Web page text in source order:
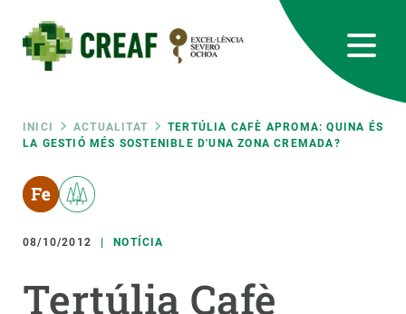
contingut
Fil
d'ariadna
INICI ACTUALITAT
TERTÚLIA CAFÈ APROMA: QUINA ÉS
LA GESTIÓ MÉS SOSTENIBLE D'UNA ZONA CREMADA?
08/10/2012 NOTÍCIA
Tertúlia Cafè
RRSS
Featured
responsive
INTRANET
Responsive